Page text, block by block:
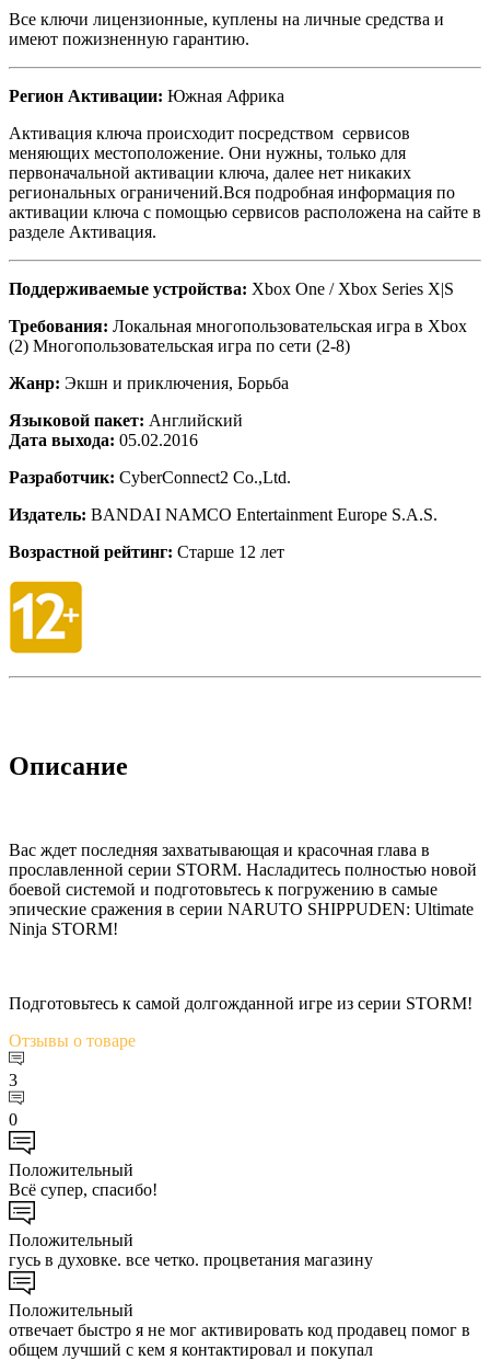
Все ключи лицензионные, куплены на личные средства и
имеют пожизненную гарантию.
Регион Активации: Южная Африка
Активация ключа происходит посредством сервисов
меняющих местоположение. Они нужны, только для
первоначальной активации ключа, далее нет никаких
региональных ограничений.Вся подробная информация по
активации ключа с помощью сервисов расположена на сайте в
разделе Активация.
Поддерживаемые устройства: Xbox One / Xbox Series X|S
Требования: Локальная многопользовательская игра в Xbox
(2) Многопользовательская игра по сети (2-8)
Жанр: Экшн и приключения, Борьба
Языковой пакет: Английский
Дата выхода: 05.02.2016
Разработчик: CyberConnect2 Co.,Ltd.
Издатель: BANDAI NAMCO Entertainment Europe S.A.S.
Возрастной рейтинг: Старше 12 лет
Описание
Вас ждет последняя захватывающая и красочная глава в
прославленной серии STORM. Насладитесь полностью новой
боевой системой и подготовьтесь к погружению в самые
эпические сражения в серии NARUTO SHIPPUDEN: Ultimate
Ninja STORM!
Подготовьтесь к самой долгожданной игре из серии STORM!
Отзывы о товаре
3
0
Положительный
Всё супер, спасибо!
Положительный
гусь в духовке. все четко. процветания магазину
Положительный
отвечает быстро я не мог активировать код продавец помог в
общем лучший с кем я контактировал и покупал